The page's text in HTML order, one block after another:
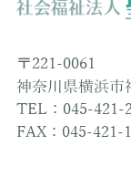
〒221-0061
神奈川県横浜市
TEL：045-421-
FAX：045-421-